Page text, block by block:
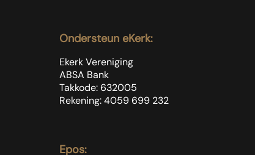
Ondersteun eKerk:
Ekerk Vereniging
ABSA Bank
Takkode: 632005
Rekening: 4059 699 232
Epos: